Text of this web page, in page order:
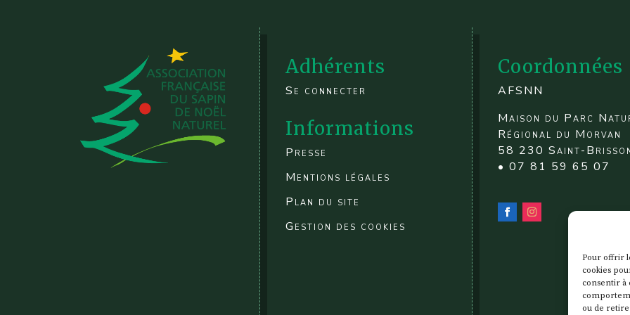
Pour offrir
cookies
consentir à
ou de
Adhérents
Se connecter
Informations
Presse
Mentions légales
Plan du site
Gestion des cookies
Coordonnées
AFSNN
Maison du Parc
Régional du Morvan
58 230 Saint-
• 07 81 59 65 07